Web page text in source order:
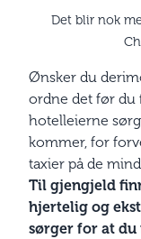
Det blir nok
Ønsker du
ordne det før du
hotelleierne
kommer, for
taxier på de
Til gjengjeld
hjertelig og
sørger for at du